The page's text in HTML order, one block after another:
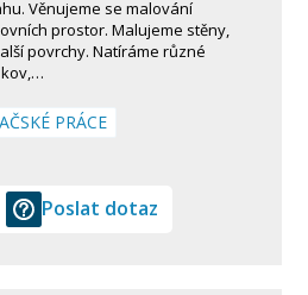
Věnujeme se malování
prostor. Malujeme stěny,
povrchy. Natíráme různé
PRÁCE
Poslat dotaz